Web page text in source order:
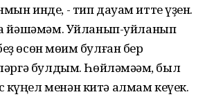
инде, - тип дауам итте һүҙен.
йәшәмәм. Уйланып-уйланып
өсөн мөһим булған бер
булдым. Һөйләмәһәм, был
менән китә алмам кеүек.